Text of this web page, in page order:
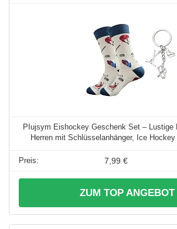
PIujsym Eishockey Geschenk Set – Lustige
Herren mit Schlüsselanhänger, Ice
7,99 €
ZUM TOP ANGEBOT